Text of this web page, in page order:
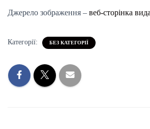
Джерело зображення – веб-сторінка
Категорії: БЕЗ КАТЕГОРІЇ